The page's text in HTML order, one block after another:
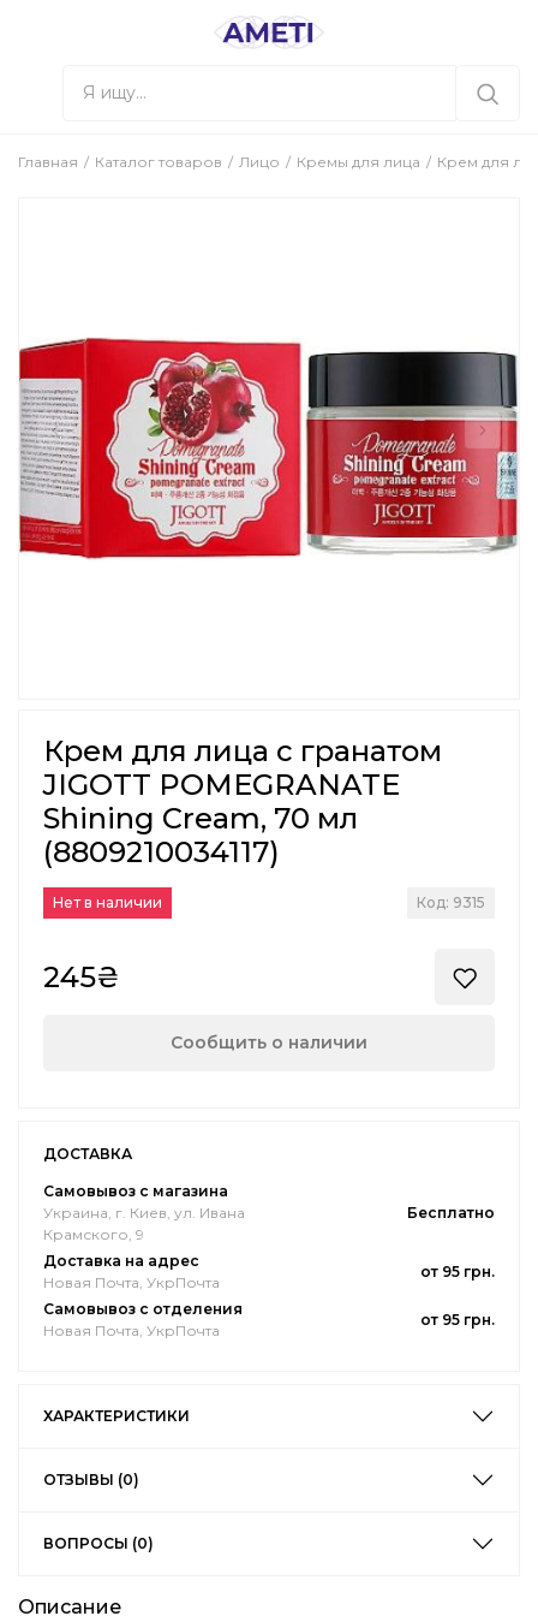
Главная Каталог товаров Лицо Кремы для лица Крем для
Крем для лица с гранатом
JIGOTT POMEGRANATE
Shining Cream, 70 мл
(8809210034117)
Нет в наличии Код: 9315
245₴
Сообщить о наличии
ДОСТАВКА
Самовывоз с магазина
Украина, г. Киев, ул. Ивана
Крамского, 9
Бесплатно
Доставка на адрес
Новая Почта, УкрПочта
от 95 грн.
Самовывоз с отделения
Новая Почта, УкрПочта
от 95 грн.
ХАРАКТЕРИСТИКИ
ОТЗЫВЫ (0)
ВОПРОСЫ (0)
Описание